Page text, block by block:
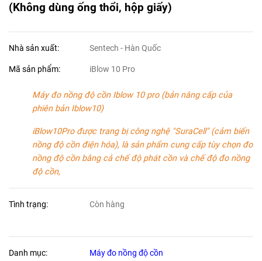
(Không dùng ống thổi, hộp giấy)
Nhà sản xuất: Sentech - Hàn Quốc
Mã sản phẩm: iBlow 10 Pro
Máy đo nồng độ cồn Iblow 10 pro (bản nâng cấp của
phiên bản Iblow10)
iBlow10Pro được trang bị công nghệ "SuraCell" (cảm biến
nồng độ cồn điện hóa), là sản phẩm cung cấp tùy chọn đo
nồng độ cồn bằng cả chế độ phát cồn và chế độ đo nồng
độ cồn,
Tình trạng: Còn hàng
Danh mục: Máy đo nồng độ cồn